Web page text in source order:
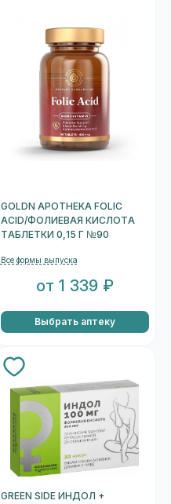
GOLDN APOTHEKA FOLIC
ACID/ФОЛИЕВАЯ КИСЛОТА
ТАБЛЕТКИ 0,15 Г №90
Все формы выпуска
от 1 339 ₽
Выбрать аптеку
GREEN SIDE ИНДОЛ +